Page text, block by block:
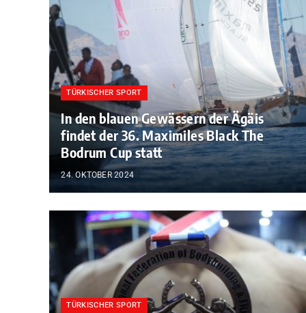
TÜRKISCHER SPORT
In den blauen Gewässern der Ägäis
findet der 36. Maximiles Black The
Bodrum Cup statt
24. OKTOBER 2024
TÜRKISCHER SPORT